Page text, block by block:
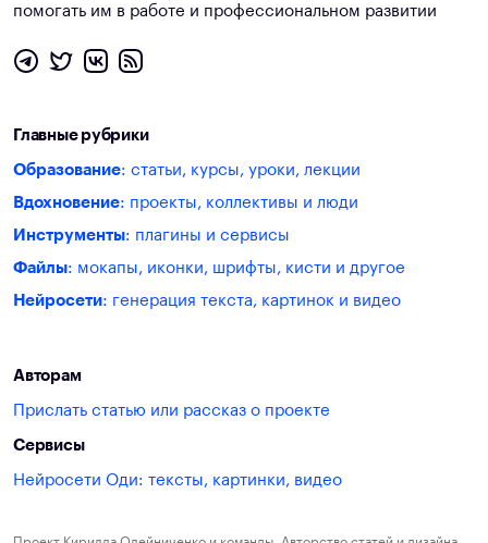
помогать им в работе и профессиональном развитии
Главные рубрики
Образование: статьи, курсы, уроки, лекции
Вдохновение: проекты, коллективы и люди
Инструменты: плагины и сервисы
Файлы: мокапы, иконки, шрифты, кисти и другое
Нейросети: генерация текста, картинок и видео
Авторам
Прислать статью или рассказ о проекте
Сервисы
Нейросети Оди: тексты, картинки, видео